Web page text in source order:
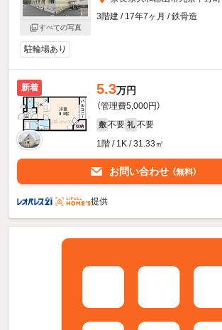
すべての写真
3階建 / 17年7ヶ月 / 鉄骨造
駐輪場あり
新着 5.3万円
（管理費5,000円）
敷 不要 礼 不要
1階 / 1K / 31.33㎡
お問い合わせ （無料）
提供